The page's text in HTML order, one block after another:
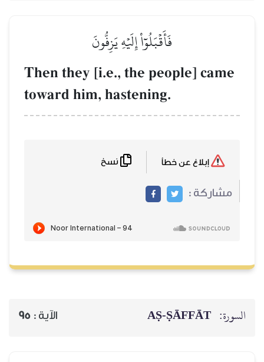
فَأَقۡبَلُوٓاْ إِلَيۡهِ يَزِفُّونَ
Then they [i.e., the people] came
toward him, hastening.
مشاركة :
السورة: AṢ-ṢĀFFĀT الآية : 95